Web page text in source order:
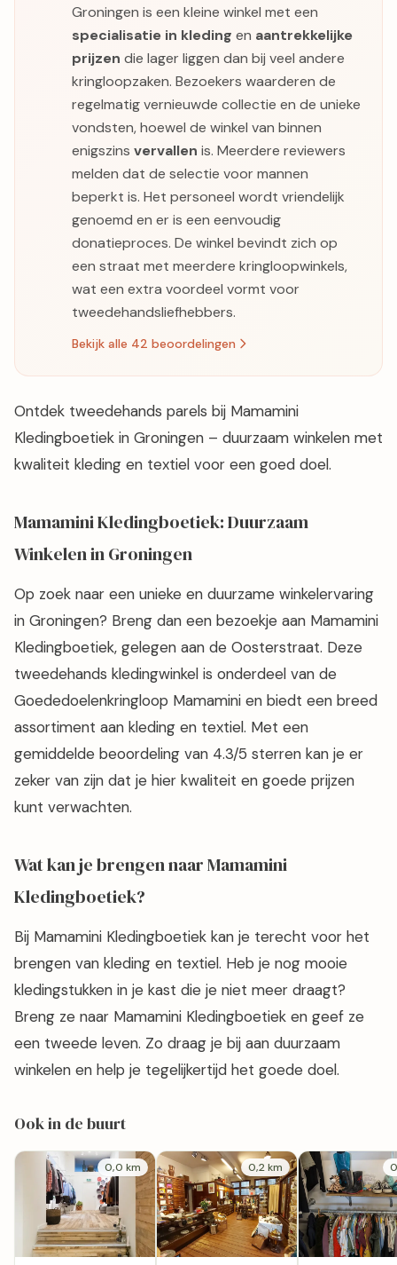
Groningen is een kleine winkel met een
specialisatie in kleding en aantrekkelijke
prijzen die lager liggen dan bij veel andere
kringloopzaken. Bezoekers waarderen de
regelmatig vernieuwde collectie en de unieke
vondsten, hoewel de winkel van binnen
enigszins vervallen is. Meerdere reviewers
melden dat de selectie voor mannen
beperkt is. Het personeel wordt vriendelijk
genoemd en er is een eenvoudig
donatieproces. De winkel bevindt zich op
een straat met meerdere kringloopwinkels,
wat een extra voordeel vormt voor
tweedehandsliefhebbers.
Bekijk alle 42 beoordelingen
Ontdek tweedehands parels bij Mamamini
Kledingboetiek in Groningen – duurzaam winkelen met
kwaliteit kleding en textiel voor een goed doel.
Mamamini Kledingboetiek: Duurzaam
Winkelen in Groningen
Op zoek naar een unieke en duurzame winkelervaring
in Groningen? Breng dan een bezoekje aan Mamamini
Kledingboetiek, gelegen aan de Oosterstraat. Deze
tweedehands kledingwinkel is onderdeel van de
Goededoelenkringloop Mamamini en biedt een breed
assortiment aan kleding en textiel. Met een
gemiddelde beoordeling van 4.3/5 sterren kan je er
zeker van zijn dat je hier kwaliteit en goede prijzen
kunt verwachten.
Wat kan je brengen naar Mamamini
Kledingboetiek?
Bij Mamamini Kledingboetiek kan je terecht voor het
brengen van kleding en textiel. Heb je nog mooie
kledingstukken in je kast die je niet meer draagt?
Breng ze naar Mamamini Kledingboetiek en geef ze
een tweede leven. Zo draag je bij aan duurzaam
winkelen en help je tegelijkertijd het goede doel.
Ook in de buurt
0,0 km 0,2 km